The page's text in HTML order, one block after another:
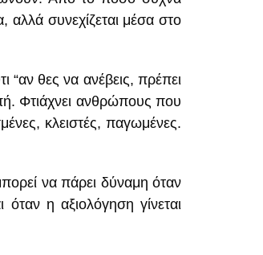
αλλά συνεχίζεται μέσα στο
“αν θες να ανέβεις, πρέπει
Φτιάχνει ανθρώπους που
κλειστές, παγωμένες.
να πάρει δύναμη όταν
η αξιολόγηση γίνεται